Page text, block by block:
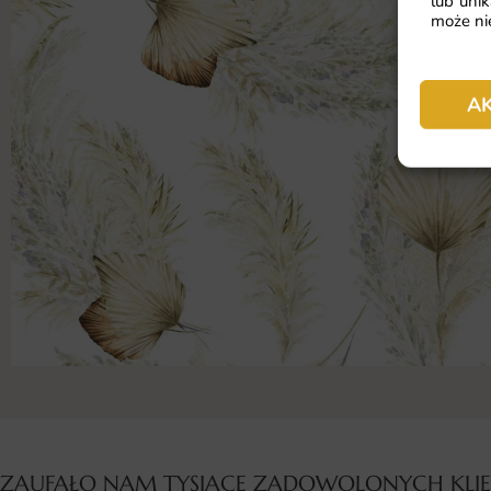
może
ZAUFAŁO NAM TYSIĄCE ZADOWOLONYCH